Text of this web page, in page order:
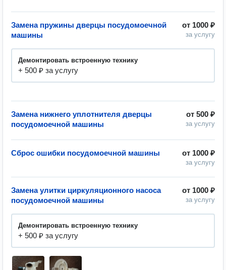
от 1000 ₽
за услугу
Замена пружины дверцы посудомоечной
машины
Демонтировать встроенную технику
+ 500 ₽ за услугу
от 500 ₽
за услугу
Замена нижнего уплотнителя дверцы
посудомоечной машины
от 1000 ₽
за услугу
Сброс ошибки посудомоечной машины
от 1000 ₽
за услугу
Замена улитки циркуляционного насоса
посудомоечной машины
Демонтировать встроенную технику
+ 500 ₽ за услугу